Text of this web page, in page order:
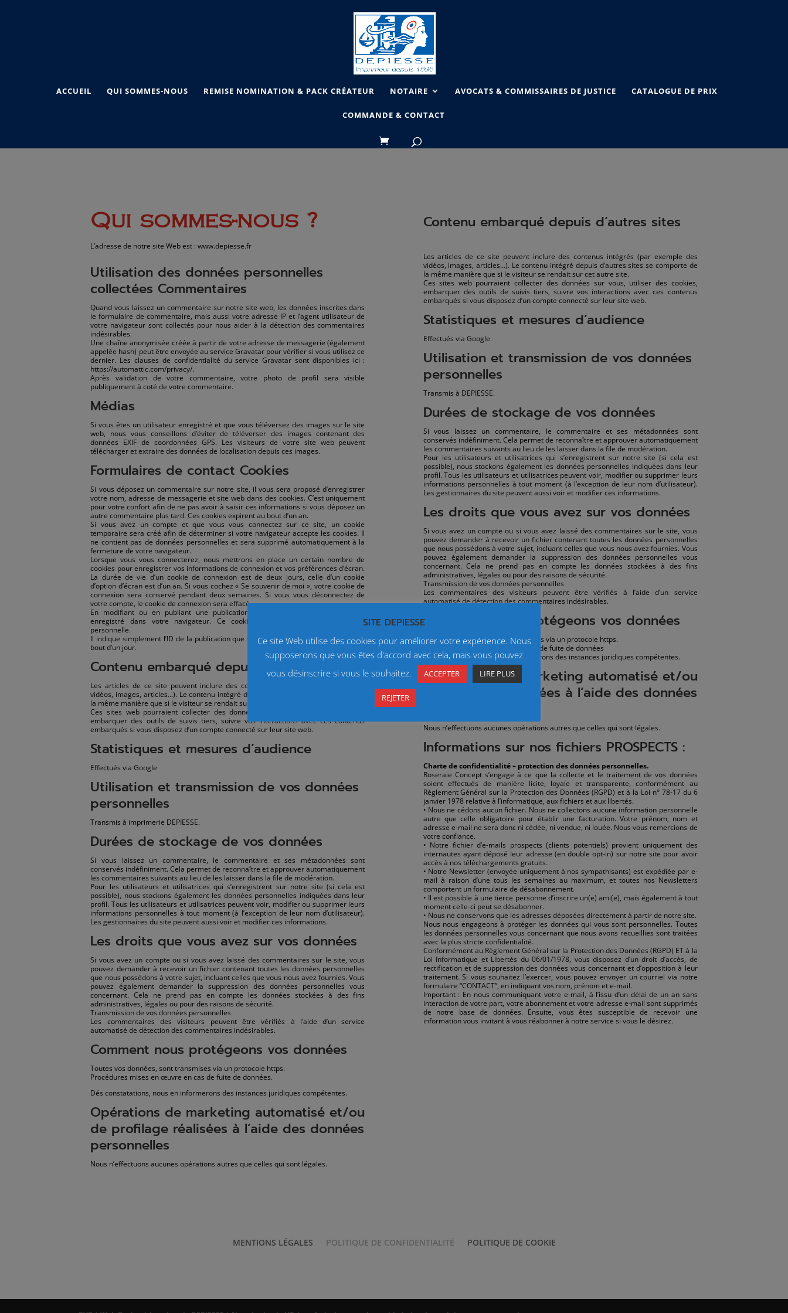
ACCUEIL QUI SOMMES-NOUS REMISE NOMINATION & PACK CRÉATEUR NOTAIRE AVOCATS & COMMISSAIRES DE JUSTICE CATALOGUE DE PRIX
COMMANDE & CONTACT
Qui sommes-nous ?
L’adresse de notre site Web est : www.depiesse.fr
Utilisation des données personnelles
collectées Commentaires
Quand vous laissez un commentaire sur notre site web, les données inscrites dans
le formulaire de commentaire, mais aussi votre adresse IP et l’agent utilisateur de
votre navigateur sont collectés pour nous aider à la détection des commentaires
indésirables.
Une chaîne anonymisée créée à partir de votre adresse de messagerie (également
appelée hash) peut être envoyée au service Gravatar pour vérifier si vous utilisez ce
dernier. Les clauses de confidentialité du service Gravatar sont disponibles ici :
https://automattic.com/privacy/.
Après validation de votre commentaire, votre photo de profil sera visible
publiquement à coté de votre commentaire.
Médias
Si vous êtes un utilisateur enregistré et que vous téléversez des images sur le site
web, nous vous conseillons d’éviter de téléverser des images contenant des
données EXIF de coordonnées GPS. Les visiteurs de votre site web peuvent
télécharger et extraire des données de localisation depuis ces images.
Formulaires de contact Cookies
Si vous déposez un commentaire sur notre site, il vous sera proposé d’enregistrer
votre nom, adresse de messagerie et site web dans des cookies. C’est uniquement
pour votre confort afin de ne pas avoir à saisir ces informations si vous déposez un
autre commentaire plus tard. Ces cookies expirent au bout d’un an.
Si vous avez un compte et que vous vous connectez sur ce site, un cookie
temporaire sera créé afin de déterminer si votre navigateur accepte les cookies. Il
ne contient pas de données personnelles et sera supprimé automatiquement à la
fermeture de votre navigateur.
Lorsque vous vous connecterez, nous mettrons en place un certain nombre de
cookies pour enregistrer vos informations de connexion et vos préférences d’écran.
La durée de vie d’un cookie de connexion est de deux jours, celle d’un cookie
d’option d’écran est d’un an. Si vous cochez « Se souvenir de moi », votre cookie de
connexion sera conservé pendant deux semaines. Si vous vous déconnectez de
votre compte, le cookie de connexion sera effacé.
En modifiant ou en publiant une publication, un cookie supplémentaire sera
enregistré dans votre navigateur. Ce cookie ne comprend aucune donnée
personnelle.
Il indique simplement l’ID de la publication que vous venez de modifier. Il expire au
bout d’un jour.
Contenu embarqué depuis d’autres sites
Les articles de ce site peuvent inclure des contenus intégrés (par exemple des
vidéos, images, articles…). Le contenu intégré depuis d’autres sites se comporte de
la même manière que si le visiteur se rendait sur cet autre site.
Ces sites web pourraient collecter des données sur vous, utiliser des cookies,
embarquer des outils de suivis tiers, suivre vos interactions avec ces contenus
embarqués si vous disposez d’un compte connecté sur leur site web.
Statistiques et mesures d’audience
Effectués via Google
Utilisation et transmission de vos données
personnelles
Transmis à imprimerie DEPIESSE.
Durées de stockage de vos données
Si vous laissez un commentaire, le commentaire et ses métadonnées sont
conservés indéfiniment. Cela permet de reconnaître et approuver automatiquement
les commentaires suivants au lieu de les laisser dans la file de modération.
Pour les utilisateurs et utilisatrices qui s’enregistrent sur notre site (si cela est
possible), nous stockons également les données personnelles indiquées dans leur
profil. Tous les utilisateurs et utilisatrices peuvent voir, modifier ou supprimer leurs
informations personnelles à tout moment (à l’exception de leur nom d’utilisateur).
Les gestionnaires du site peuvent aussi voir et modifier ces informations.
Les droits que vous avez sur vos données
Si vous avez un compte ou si vous avez laissé des commentaires sur le site, vous
pouvez demander à recevoir un fichier contenant toutes les données personnelles
que nous possédons à votre sujet, incluant celles que vous nous avez fournies. Vous
pouvez également demander la suppression des données personnelles vous
concernant. Cela ne prend pas en compte les données stockées à des fins
administratives, légales ou pour des raisons de sécurité.
Transmission de vos données personnelles
Les commentaires des visiteurs peuvent être vérifiés à l’aide d’un service
automatisé de détection des commentaires indésirables.
Comment nous protégeons vos données
Toutes vos données, sont transmises via un protocole https.
Procédures mises en œuvre en cas de fuite de données.
Dés constatations, nous en informerons des instances juridiques compétentes.
Opérations de marketing automatisé et/ou
de profilage réalisées à l’aide des données
personnelles
Nous n’effectuons aucunes opérations autres que celles qui sont légales.
Contenu embarqué depuis d’autres sites
Les articles de ce site peuvent inclure des contenus intégrés (par exemple des
vidéos, images, articles…). Le contenu intégré depuis d’autres sites se comporte de
la même manière que si le visiteur se rendait sur cet autre site.
Ces sites web pourraient collecter des données sur vous, utiliser des cookies,
embarquer des outils de suivis tiers, suivre vos interactions avec ces contenus
embarqués si vous disposez d’un compte connecté sur leur site web.
Statistiques et mesures d’audience
Effectués via Google
Utilisation et transmission de vos données
personnelles
Transmis à DEPIESSE.
Durées de stockage de vos données
Si vous laissez un commentaire, le commentaire et ses métadonnées sont
conservés indéfiniment. Cela permet de reconnaître et approuver automatiquement
les commentaires suivants au lieu de les laisser dans la file de modération.
Pour les utilisateurs et utilisatrices qui s’enregistrent sur notre site (si cela est
possible), nous stockons également les données personnelles indiquées dans leur
profil. Tous les utilisateurs et utilisatrices peuvent voir, modifier ou supprimer leurs
informations personnelles à tout moment (à l’exception de leur nom d’utilisateur).
Les gestionnaires du site peuvent aussi voir et modifier ces informations.
Les droits que vous avez sur vos données
Si vous avez un compte ou si vous avez laissé des commentaires sur le site, vous
pouvez demander à recevoir un fichier contenant toutes les données personnelles
que nous possédons à votre sujet, incluant celles que vous nous avez fournies. Vous
pouvez également demander la suppression des données personnelles vous
concernant. Cela ne prend pas en compte les données stockées à des fins
administratives, légales ou pour des raisons de sécurité.
Transmission de vos données personnelles
Les commentaires des visiteurs peuvent être vérifiés à l’aide d’un service
automatisé de détection des commentaires indésirables.
Comment nous protégeons vos données
Toutes vos données, sont transmises via un protocole https.
Procédures mises en œuvre en cas de fuite de données
Dés constatations, nous en informerons des instances juridiques compétentes.
Opérations de marketing automatisé et/ou
de profilage réalisées à l’aide des données
Nous n’effectuons aucunes opérations autres que celles qui sont légales.
Informations sur nos fichiers PROSPECTS :
Charte de confidentialité – protection des données personnelles.
Roseraie Concept s’engage à ce que la collecte et le traitement de vos données
soient effectués de manière licite, loyale et transparente, conformément au
Règlement Général sur la Protection des Données (RGPD) et à la Loi n° 78-17 du 6
janvier 1978 relative à l’informatique, aux fichiers et aux libertés.
• Nous ne cédons aucun fichier. Nous ne collectons aucune information personnelle
autre que celle obligatoire pour établir une facturation. Votre prénom, nom et
adresse e-mail ne sera donc ni cédée, ni vendue, ni louée. Nous vous remercions de
votre confiance.
• Notre fichier d’e-mails prospects (clients potentiels) provient uniquement des
internautes ayant déposé leur adresse (en double opt-in) sur notre site pour avoir
accès à nos téléchargements gratuits.
• Notre Newsletter (envoyée uniquement à nos sympathisants) est expédiée par e-
mail à raison d’une tous les semaines au maximum, et toutes nos Newsletters
comportent un formulaire de désabonnement.
• Il est possible à une tierce personne d’inscrire un(e) ami(e), mais également à tout
moment celle-ci peut se désabonner.
• Nous ne conservons que les adresses déposées directement à partir de notre site.
Nous nous engageons à protéger les données qui vous sont personnelles. Toutes
les données personnelles vous concernant que nous avons recueillies sont traitées
avec la plus stricte confidentialité.
Conformément au Règlement Général sur la Protection des Données (RGPD) ET à la
Loi Informatique et Libertés du 06/01/1978, vous disposez d’un droit d’accès, de
rectification et de suppression des données vous concernant et d’opposition à leur
traitement. Si vous souhaitez l’exercer, vous pouvez envoyer un courriel via notre
formulaire “CONTACT”, en indiquant vos nom, prénom et e-mail.
Important : En nous communiquant votre e-mail, à l’issu d’un délai de un an sans
interaction de votre part, votre abonnement et votre adresse e-mail sont supprimés
de notre base de données. Ensuite, vous êtes susceptible de recevoir une
information vous invitant à vous réabonner à notre service si vous le désirez.
MENTIONS LÉGALES POLITIQUE DE CONFIDENTIALITÉ POLITIQUE DE COOKIE
SITE DEPIESSE
Ce site Web utilise des cookies pour améliorer votre expérience. Nous
supposerons que vous êtes d'accord avec cela, mais vous pouvez
vous désinscrire si vous le souhaitez.
ACCEPTER LIRE PLUS
REJETER